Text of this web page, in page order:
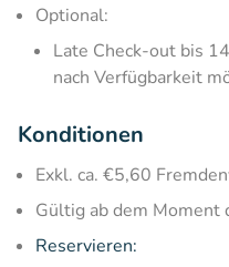
Optional:
Late Check-out bis
nach Verfügbarkeit
Konditionen
Exkl. ca. €5,60
Gültig ab dem Moment
Reservieren: